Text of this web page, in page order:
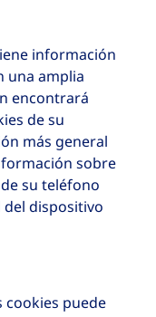
información
una amplia
encontrará
de su
más general
sobre
su teléfono
dispositivo
cookies puede